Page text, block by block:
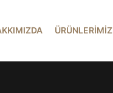
ÜRÜNLERİMİZ